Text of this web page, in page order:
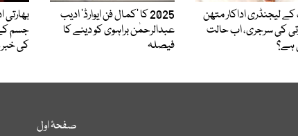
لیجنڈری اداکار متھن
کی سرجری، اب حالت
ہے؟
2025 کا ’کمال فن ایوارڈ‘ ادیب
عبدالرحمٰن براہوی کو دینے کا
فیصلہ
بھارتی
جسم
کی خبر
صفحۂ اول